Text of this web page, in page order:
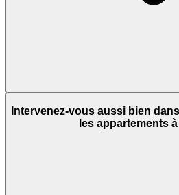
Intervenez-vous aussi bien
les appartements